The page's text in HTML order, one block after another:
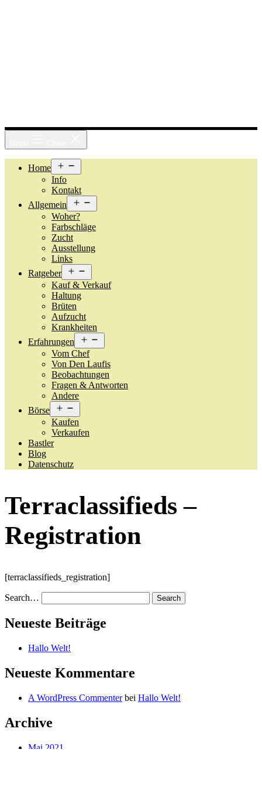
Home
menu
Info
Kontakt
Allgemein
menu
Woher?
Farbschläge
Zucht
Ausstellung
Links
Ratgeber
menu
Kauf & Verkauf
Haltung
Brüten
Aufzucht
Krankheiten
Erfahrungen
menu
Vom Chef
Von Den Laufis
Beobachtungen
Fragen & Antworten
Andere
Börse
menu
Kaufen
Verkaufen
Bastler
Blog
Datenschutz
Terraclassifieds –
Registration
[terraclassifieds_registration]
Search…
Neueste Beiträge
Hallo Welt!
Neueste Kommentare
A WordPress Commenterbei Hallo Welt!
Archive
Mai 2021